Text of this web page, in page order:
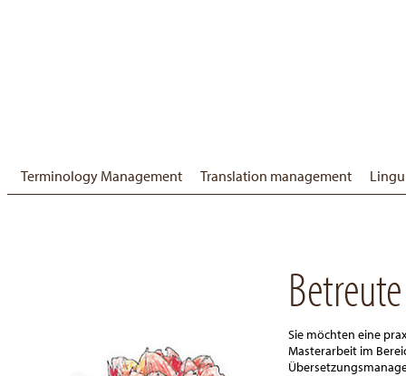
Terminology Management Translation management
Sie möchten eine
Masterarbeit im